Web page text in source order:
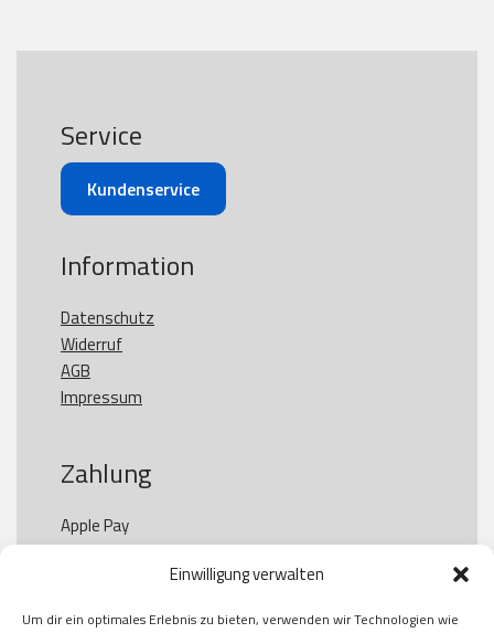
Einwilligung verwalten
Um dir ein optimales Erlebnis zu bieten, verwenden wir Technologien wie
Service
Kundenservice
Information
Datenschutz
Widerruf
AGB
Impressum
Zahlung
Apple Pay
Paypal